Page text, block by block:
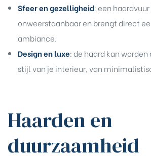
Sfeer en gezelligheid: een
onweerstaanbaar en brengt direct
ambiance.
Design en luxe: de haard kan
stijl van je interieur, van
Haarden en
duurzaamheid